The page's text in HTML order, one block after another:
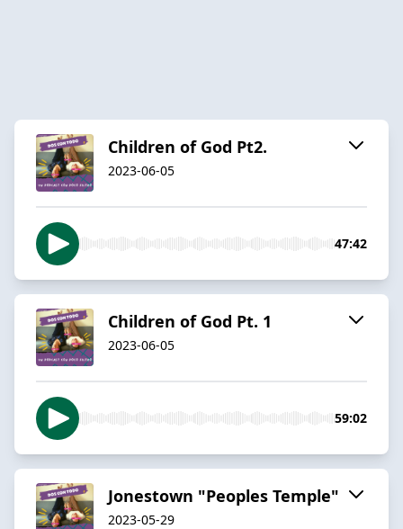
Children of God Pt2.
2023-06-05
47:42
Children of God Pt. 1
2023-06-05
59:02
Jonestown "Peoples Temple"
2023-05-29